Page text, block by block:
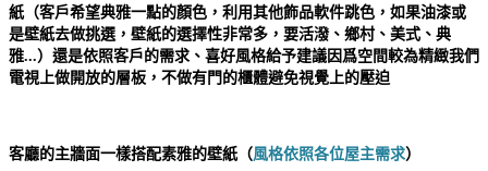
紙（客戶希望典雅一點的顏色，利用其他飾品軟件跳色 ，如果油漆或
是壁紙去做挑選，壁紙的選擇性非常多，要活潑、鄉村、美式、典
雅...） 還是依照客戶的需求、喜好風格給予建議 因爲空間較為精緻我們
電視上做開放的層板，不做有門的櫃體避免視覺上的壓迫
客廳的主牆面一樣搭配素雅的壁紙（風格依照各位屋主需求）